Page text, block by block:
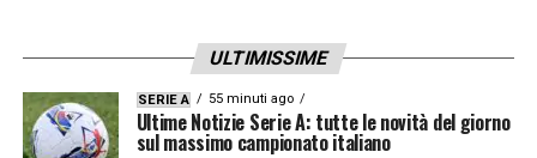
ULTIMISSIME
SERIE A 55 minuti ago
Ultime Notizie Serie A: tutte le novità del giorno
sul massimo campionato italiano